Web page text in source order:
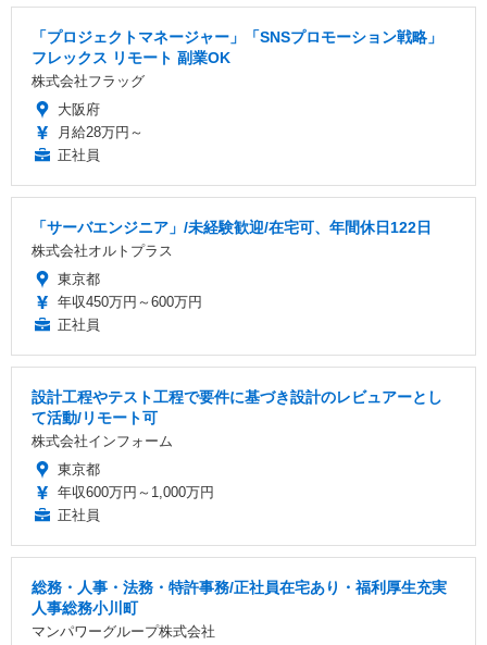
「プロジェクトマネージャー」「SNSプロモーション戦略」
フレックス リモート 副業OK
株式会社フラッグ
大阪府
月給28万円～
正社員
「サーバエンジニア」/未経験歓迎/在宅可、年間休日122日
株式会社オルトプラス
東京都
年収450万円～600万円
正社員
設計工程やテスト工程で要件に基づき設計のレビュアーとし
て活動/リモート可
株式会社インフォーム
東京都
年収600万円～1,000万円
正社員
総務・人事・法務・特許事務/正社員在宅あり・福利厚生充実
人事総務小川町
マンパワーグループ株式会社